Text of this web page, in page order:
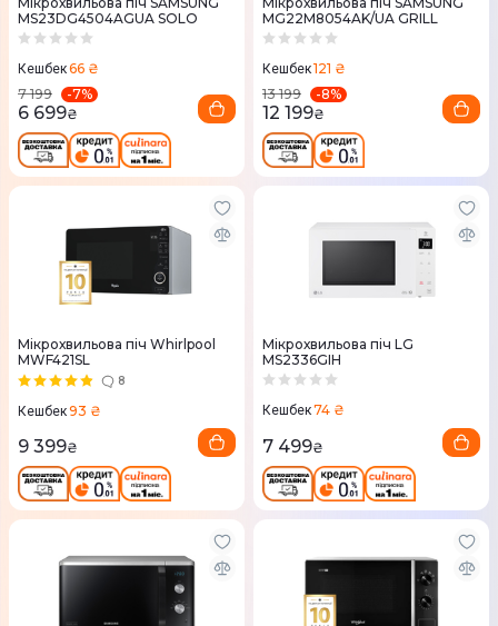
MS23DG4504AGUA SOLO
Кешбек66 ₴
7 199
-7%
6 699₴
MG22M8054AK/UA GRILL
Кешбек121 ₴
13 199
-8%
12 199₴
Мікрохвильова піч Whirlpool
MWF421SL
8
Кешбек93 ₴
9 399₴
Мікрохвильова піч LG
MS2336GIH
Кешбек74 ₴
7 499₴